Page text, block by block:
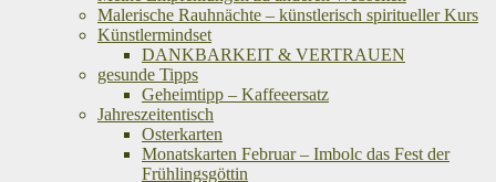
Malerische Rauhnächte – künstlerisch spiritueller Kurs
Künstlermindset
DANKBARKEIT & VERTRAUEN
gesunde Tipps
Geheimtipp – Kaffeeersatz
Jahreszeitentisch
Osterkarten
Monatskarten Februar – Imbolc das Fest der
Frühlingsgöttin